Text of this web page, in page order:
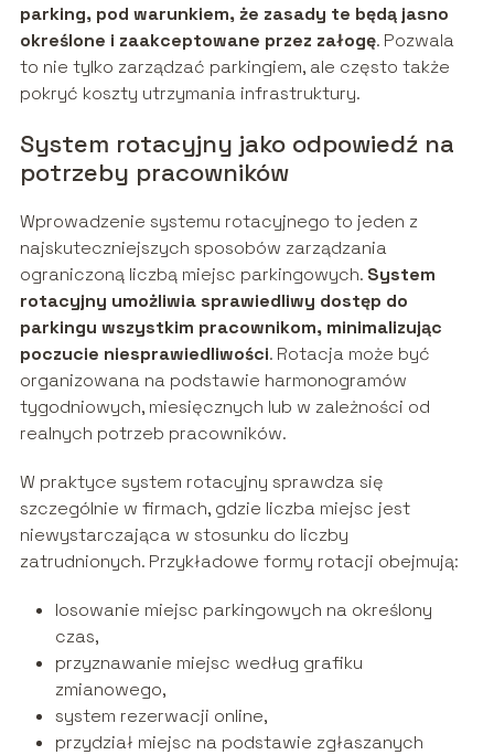
parking, pod warunkiem, że zasady te będą jasno
określone i zaakceptowane przez załogę. Pozwala
to nie tylko zarządzać parkingiem, ale często także
pokryć koszty utrzymania infrastruktury.
System rotacyjny jako odpowiedź na
potrzeby pracowników
Wprowadzenie systemu rotacyjnego to jeden z
najskuteczniejszych sposobów zarządzania
ograniczoną liczbą miejsc parkingowych. System
rotacyjny umożliwia sprawiedliwy dostęp do
parkingu wszystkim pracownikom, minimalizując
poczucie niesprawiedliwości. Rotacja może być
organizowana na podstawie harmonogramów
tygodniowych, miesięcznych lub w zależności od
realnych potrzeb pracowników.
W praktyce system rotacyjny sprawdza się
szczególnie w firmach, gdzie liczba miejsc jest
niewystarczająca w stosunku do liczby
zatrudnionych. Przykładowe formy rotacji obejmują:
losowanie miejsc parkingowych na określony
czas,
przyznawanie miejsc według grafiku
zmianowego,
system rezerwacji online,
przydział miejsc na podstawie zgłaszanych